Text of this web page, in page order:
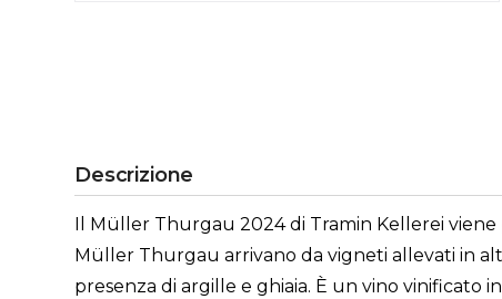
Descrizione
Il Müller Thurgau 2024 di Tramin Kellerei
Müller Thurgau arrivano da vigneti allevati in
presenza di argille e ghiaia. È un vino vinificato